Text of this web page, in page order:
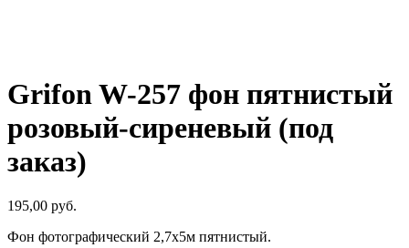
Grifon W-257 фон пятнистый
розовый-сиреневый (под
заказ)
195,00 руб.
Фон фотографический 2,7х5м пятнистый.